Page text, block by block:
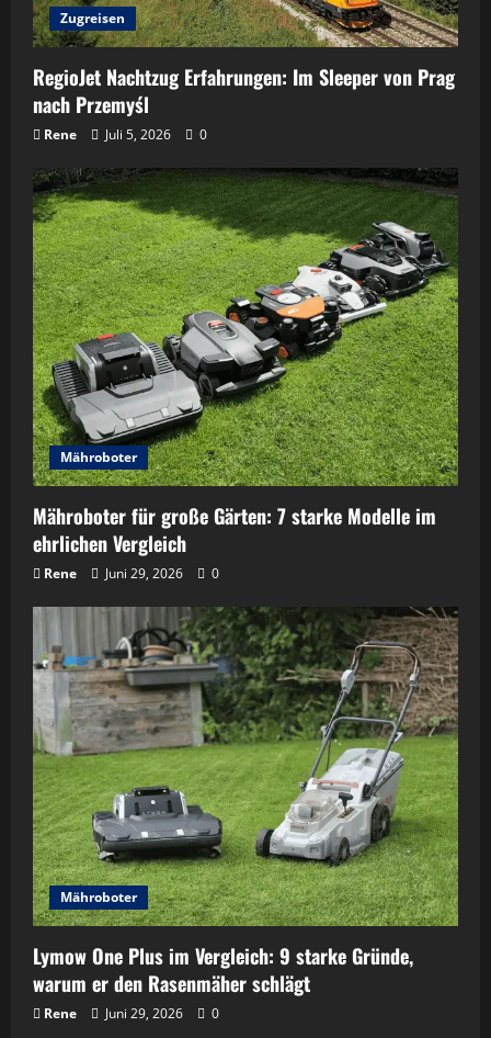
Zugreisen
RegioJet Nachtzug Erfahrungen: Im Sleeper von Prag
nach Przemyśl
Rene Juli 5, 2026 0
Mähroboter
Mähroboter für große Gärten: 7 starke Modelle im
ehrlichen Vergleich
Rene Juni 29, 2026 0
Mähroboter
Lymow One Plus im Vergleich: 9 starke Gründe,
warum er den Rasenmäher schlägt
Rene Juni 29, 2026 0